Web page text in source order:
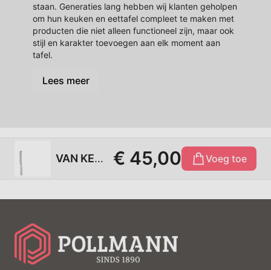
staan. Generaties lang hebben wij klanten geholpen
om hun keuken en eettafel compleet te maken met
producten die niet alleen functioneel zijn, maar ook
stijl en karakter toevoegen aan elk moment aan
tafel.
Lees meer
VAN KEMPEN&BEGEER - Piet Hein 18/10 - Dessertcouvert 3-dlg (lang lemmet) € 45,00 Voeg toe